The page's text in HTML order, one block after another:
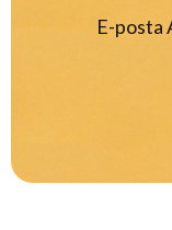
E-posta